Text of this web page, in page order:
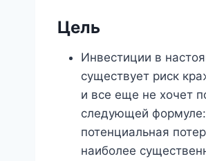
Цель
Инвестиции в
существует риск
и все еще не хочет
следующей формуле:
потенциальная
наиболее